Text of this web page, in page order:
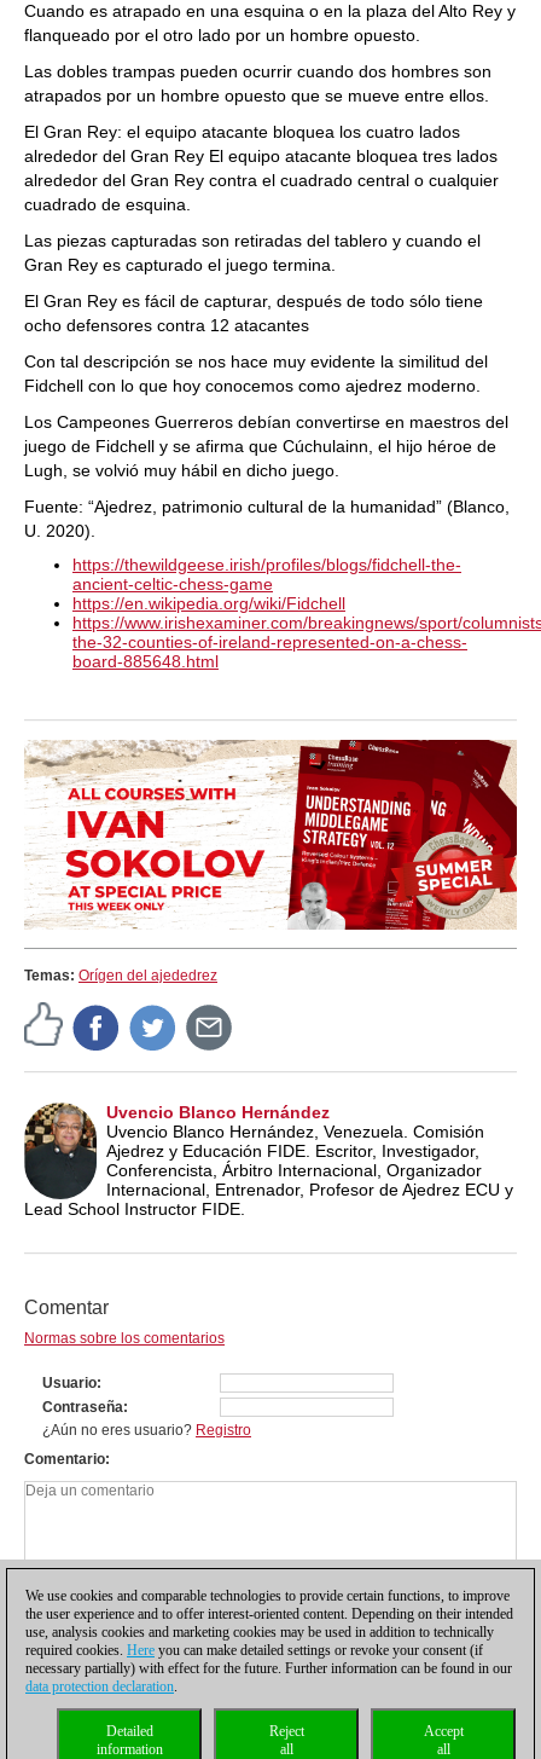
Cuando es atrapado en una esquina o en la plaza del Alto Rey y
flanqueado por el otro lado por un hombre opuesto.
Las dobles trampas pueden ocurrir cuando dos hombres son
atrapados por un hombre opuesto que se mueve entre ellos.
El Gran Rey: el equipo atacante bloquea los cuatro lados
alrededor del Gran Rey El equipo atacante bloquea tres lados
alrededor del Gran Rey contra el cuadrado central o cualquier
cuadrado de esquina.
Las piezas capturadas son retiradas del tablero y cuando el
Gran Rey es capturado el juego termina.
El Gran Rey es fácil de capturar, después de todo sólo tiene
ocho defensores contra 12 atacantes
Con tal descripción se nos hace muy evidente la similitud del
Fidchell con lo que hoy conocemos como ajedrez moderno.
Los Campeones Guerreros debían convertirse en maestros del
juego de Fidchell y se afirma que Cúchulainn, el hijo héroe de
Lugh, se volvió muy hábil en dicho juego.
Fuente: “Ajedrez, patrimonio cultural de la humanidad” (Blanco,
U. 2020).
https://thewildgeese.irish/profiles/blogs/fidchell-the-
ancient-celtic-chess-game
https://en.wikipedia.org/wiki/Fidchell
https://www.irishexaminer.com/breakingnews/sport/
the-32-counties-of-ireland-represented-on-a-chess-
board-885648.html
Temas: Orígen del ajededrez
Uvencio Blanco Hernández
Uvencio Blanco Hernández, Venezuela. Comisión
Ajedrez y Educación FIDE. Escritor, Investigador,
Conferencista, Árbitro Internacional, Organizador
Internacional, Entrenador, Profesor de Ajedrez ECU y
Lead School Instructor FIDE.
Comentar
Normas sobre los comentarios
Usuario
Contraseña
¿Aún no eres usuario? Registro
Comentario
Política de privacidad |Para contactar Cookies Management
Licencias
Compliance Hotline
We use cookies and comparable technologies to provide certain functions, to improve
the user experience and to offer interest-oriented content. Depending on their intended
use, analysis cookies and marketing cookies may be used in addition to technically
required cookies. Here you can make detailed settings or revoke your consent (if
necessary partially) with effect for the future. Further information can be found in our
data protection declaration.
Accept
all
Reject
all
Detailed
information